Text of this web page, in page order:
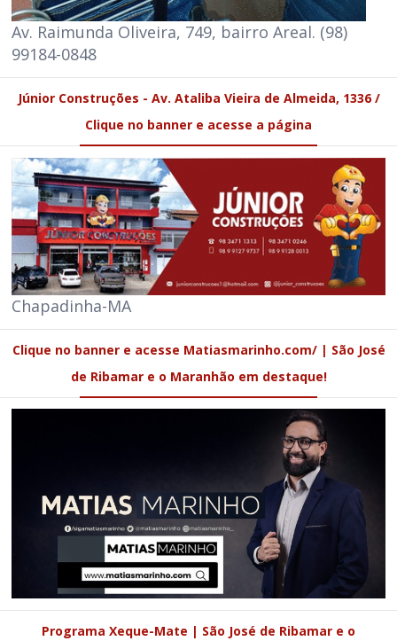
Av. Raimunda Oliveira, 749, bairro Areal. (98)
99184-0848
Júnior Construções - Av. Ataliba Vieira de Almeida, 1336 /
Clique no banner e acesse a página
Chapadinha-MA
Clique no banner e acesse Matiasmarinho.com/ | São José
de Ribamar e o Maranhão em destaque!
Programa Xeque-Mate | São José de Ribamar e o